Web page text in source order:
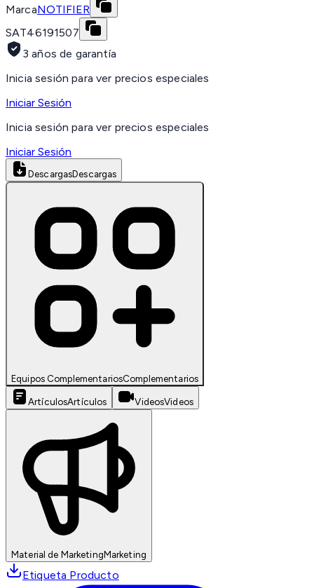
MarcaNOTIFIER
SAT46191507
3 años de garantía
Inicia sesión para ver precios especiales
Iniciar Sesión
Inicia sesión para ver precios especiales
Iniciar Sesión
DescargasDescargas
Equipos ComplementariosComplementarios
ArtículosArtículos VideosVideos
Material de MarketingMarketing
Etiqueta Producto